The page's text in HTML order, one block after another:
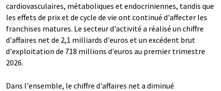
cardiovasculaires, métaboliques et endocriniennes, tandis que
les effets de prix et de cycle de vie ont continué d'affecter les
franchises matures. Le secteur d'activité a réalisé un chiffre
d'affaires net de 2,1 milliards d'euros et un excédent brut
d'exploitation de 718 millions d'euros au premier trimestre
2026.
Dans l'ensemble, le chiffre d'affaires net a diminué